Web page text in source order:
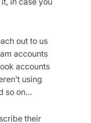
out to us
accounts
accounts
using
so on…
their